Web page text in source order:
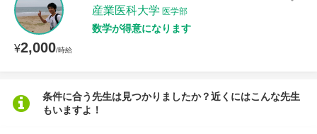
¥2,000/時給
産業医科大学 医学部
数学が得意になります
条件に合う先生は見つかりましたか？近くにはこんな先生
もいますよ！